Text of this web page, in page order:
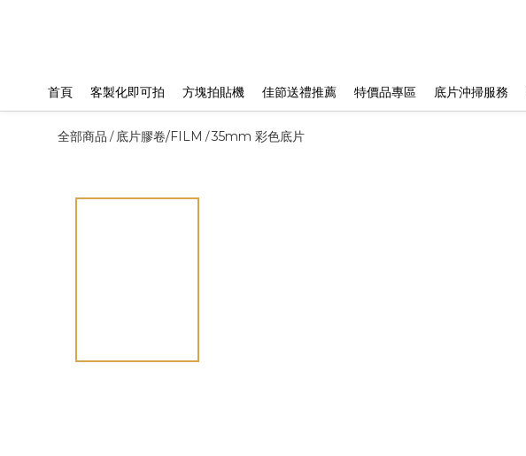
首頁 客製化即可拍 方塊拍貼機 佳節送禮推薦 特價品專區 底片沖掃服務
全部商品 /底片膠卷/FILM /35mm 彩色底片